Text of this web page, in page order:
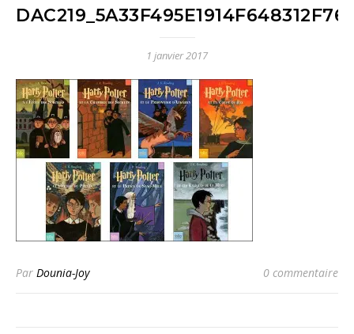
1 janvier 2017
Par Dounia-Joy 0 commentaire